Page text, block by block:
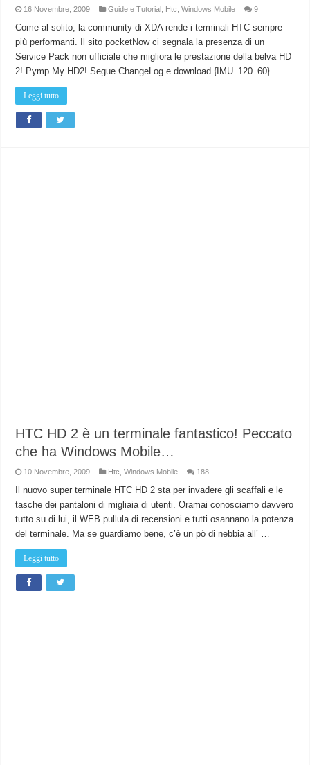
16 Novembre, 2009 Guide e Tutorial Htc ,Windows Mobile 9
Come al solito, la community di XDA rende i terminali HTC sempre
più performanti. Il sito pocketNow ci segnala la presenza di un
Service Pack non ufficiale che migliora le prestazione della belva HD
2! Pymp My HD2! Segue ChangeLog e download {IMU_120_60}
Leggi tutto
HTC HD 2 è un terminale fantastico! Peccato
che ha Windows Mobile…
10 Novembre, 2009 Htc ,Windows Mobile 188
Il nuovo super terminale HTC HD 2 sta per invadere gli scaffali e le
tasche dei pantaloni di migliaia di utenti. Oramai conosciamo davvero
tutto su di lui, il WEB pullula di recensioni e tutti osannano la potenza
del terminale. Ma se guardiamo bene, c’è un pò di nebbia all’ …
Leggi tutto